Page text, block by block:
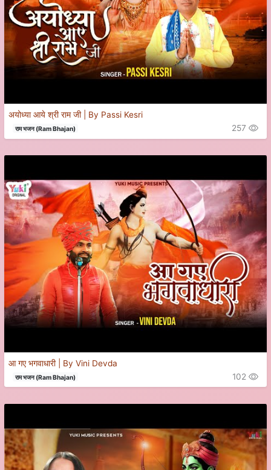
अयोध्या आये श्री राम जी | By Passi Kesri
राम भजन (Ram Bhajan) 257
आ गए भगवाधारी | By Vini Devda
राम भजन (Ram Bhajan) 102